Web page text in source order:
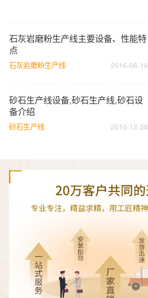
石灰岩磨粉生产线主要设备、性能特
点
石灰岩磨粉生产线 2016-06-16
砂石生产线设备,砂石生产线,砂石设
备介绍
砂石生产线 2010-12-28